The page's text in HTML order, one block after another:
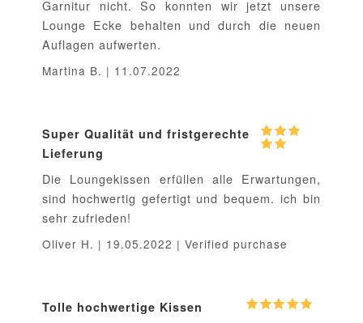
Garnitur nicht. So konnten wir jetzt unsere
Lounge Ecke behalten und durch die neuen
Auflagen aufwerten.
Martina B. | 11.07.2022
Super Qualität und fristgerechte
Lieferung
Die Loungekissen erfüllen alle Erwartungen,
sind hochwertig gefertigt und bequem. ich bin
sehr zufrieden!
Oliver H. | 19.05.2022 | Verified purchase
Tolle hochwertige Kissen